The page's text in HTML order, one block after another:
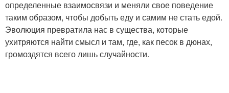
определенные взаимосвязи и меняли свое поведение
таким образом, чтобы добыть еду и самим не стать едой.
Эволюция превратила нас в существа, которые
ухитряются найти смысл и там, где, как песок в дюнах,
громоздятся всего лишь случайности.